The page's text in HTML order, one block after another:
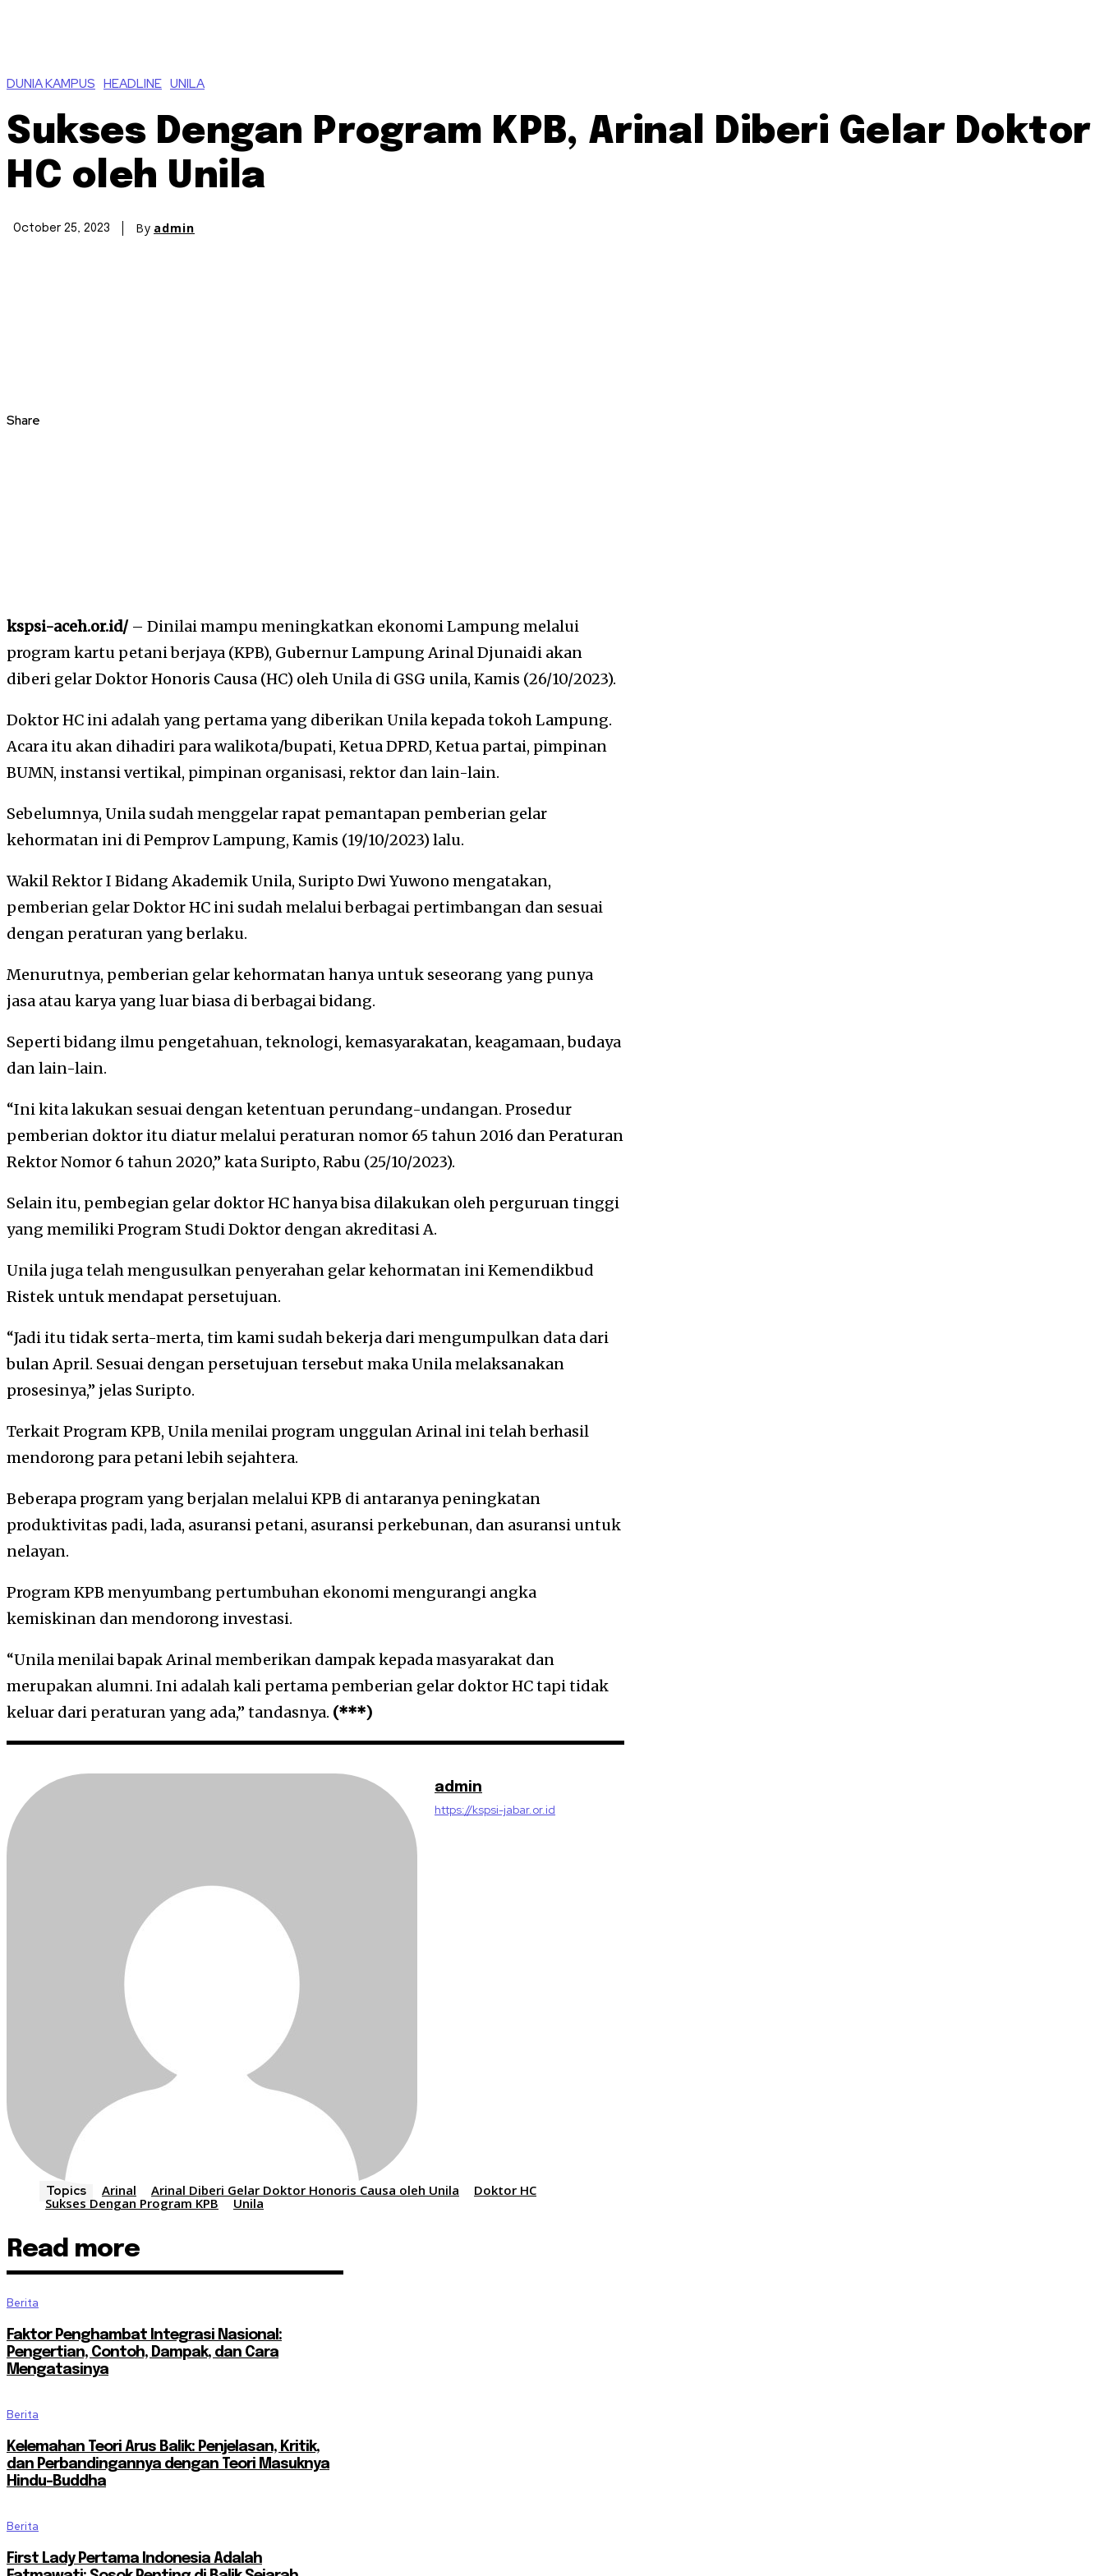
DUNIA KAMPUS HEADLINE UNILA
Sukses Dengan Program KPB, Arinal Diberi Gelar Doktor
HC oleh Unila
October 25, 2023 By admin
Share
kspsi-aceh.or.id/– Dinilai mampu meningkatkan ekonomi Lampung melalui
program kartu petani berjaya (KPB), Gubernur Lampung Arinal Djunaidi akan
diberi gelar Doktor Honoris Causa (HC) oleh Unila di GSG unila, Kamis (26/10/2023).
Doktor HC ini adalah yang pertama yang diberikan Unila kepada tokoh Lampung.
Acara itu akan dihadiri para walikota/bupati, Ketua DPRD, Ketua partai, pimpinan
BUMN, instansi vertikal, pimpinan organisasi, rektor dan lain-lain.
Sebelumnya, Unila sudah menggelar rapat pemantapan pemberian gelar
kehormatan ini di Pemprov Lampung, Kamis (19/10/2023) lalu.
Wakil Rektor I Bidang Akademik Unila, Suripto Dwi Yuwono mengatakan,
pemberian gelar Doktor HC ini sudah melalui berbagai pertimbangan dan sesuai
dengan peraturan yang berlaku.
Menurutnya, pemberian gelar kehormatan hanya untuk seseorang yang punya
jasa atau karya yang luar biasa di berbagai bidang.
Seperti bidang ilmu pengetahuan, teknologi, kemasyarakatan, keagamaan, budaya
dan lain-lain.
“Ini kita lakukan sesuai dengan ketentuan perundang-undangan. Prosedur
pemberian doktor itu diatur melalui peraturan nomor 65 tahun 2016 dan Peraturan
Rektor Nomor 6 tahun 2020,” kata Suripto, Rabu (25/10/2023).
Selain itu, pembegian gelar doktor HC hanya bisa dilakukan oleh perguruan tinggi
yang memiliki Program Studi Doktor dengan akreditasi A.
Unila juga telah mengusulkan penyerahan gelar kehormatan ini Kemendikbud
Ristek untuk mendapat persetujuan.
“Jadi itu tidak serta-merta, tim kami sudah bekerja dari mengumpulkan data dari
bulan April. Sesuai dengan persetujuan tersebut maka Unila melaksanakan
prosesinya,” jelas Suripto.
Terkait Program KPB, Unila menilai program unggulan Arinal ini telah berhasil
mendorong para petani lebih sejahtera.
Beberapa program yang berjalan melalui KPB di antaranya peningkatan
produktivitas padi, lada, asuransi petani, asuransi perkebunan, dan asuransi untuk
nelayan.
Program KPB menyumbang pertumbuhan ekonomi mengurangi angka
kemiskinan dan mendorong investasi.
“Unila menilai bapak Arinal memberikan dampak kepada masyarakat dan
merupakan alumni. Ini adalah kali pertama pemberian gelar doktor HC tapi tidak
keluar dari peraturan yang ada,” tandasnya. (***)
admin
https://kspsi-jabar.or.id
Topics Arinal Arinal Diberi Gelar Doktor Honoris Causa oleh Unila
Doktor HC
Sukses Dengan Program KPB
Unila
Read more
Berita
Faktor Penghambat Integrasi Nasional:
Pengertian, Contoh, Dampak, dan Cara
Mengatasinya
Berita
Kelemahan Teori Arus Balik: Penjelasan, Kritik,
dan Perbandingannya dengan Teori Masuknya
Hindu-Buddha
Berita
First Lady Pertama Indonesia Adalah